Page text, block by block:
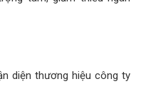
tương ứng với chiến
bạn muốn quảng cáo...